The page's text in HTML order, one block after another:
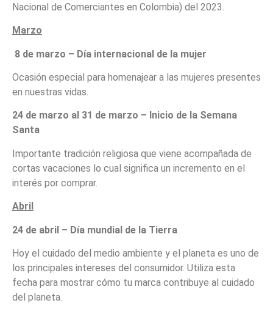
Nacional de Comerciantes en Colombia) del 2023.
Marzo
8 de marzo – Día internacional de la mujer
Ocasión especial para homenajear a las mujeres presentes
en nuestras vidas.
24 de marzo al 31 de marzo – Inicio de la Semana
Santa
Importante tradición religiosa que viene acompañada de
cortas vacaciones lo cual significa un incremento en el
interés por comprar.
Abril
24 de abril – Día mundial de la Tierra
Hoy el cuidado del medio ambiente y el planeta es uno de
los principales intereses del consumidor. Utiliza esta
fecha para mostrar cómo tu marca contribuye al cuidado
del planeta.